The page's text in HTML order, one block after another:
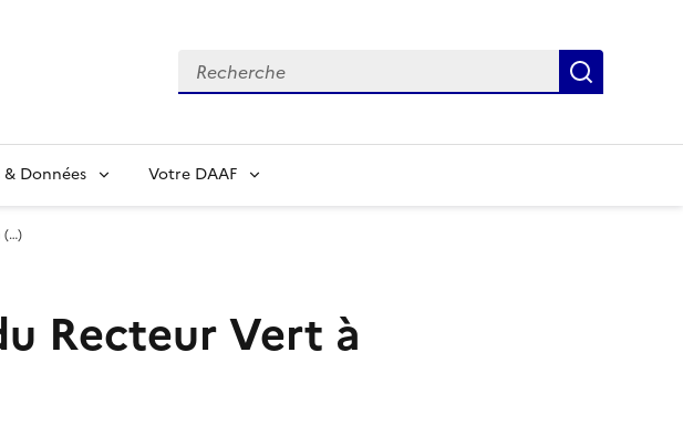
Recherche
Données Votre DAAF
(…)
Recteur Vert à